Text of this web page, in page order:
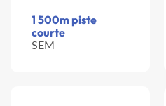
1 500m piste
courte
SEM -